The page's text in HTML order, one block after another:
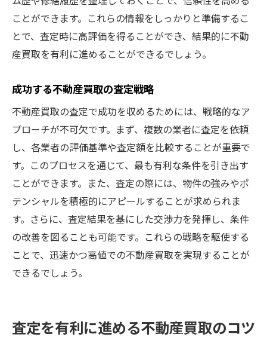
ことができます。これらの情報をしっかりと準備するこ
とで、査定時に高評価を得ることができ、結果的に不動
産買取を有利に進めることができるでしょう。
成功する不動産買取の査定戦略
不動産買取の査定で成功を収めるためには、戦略的なア
プローチが不可欠です。まず、複数の業者に査定を依頼
し、各業者の評価基準や査定額を比較することが重要で
す。このプロセスを通じて、最も有利な条件を引き出す
ことができます。また、査定の際には、物件の強みやポ
テンシャルを積極的にアピールすることが求められま
す。さらに、査定結果を基にした交渉力を発揮し、条件
の改善を図ることも可能です。これらの戦略を駆使する
ことで、迅速かつ高値での不動産買取を実現することが
できるでしょう。
査定を有利に進める不動産買取のコツ